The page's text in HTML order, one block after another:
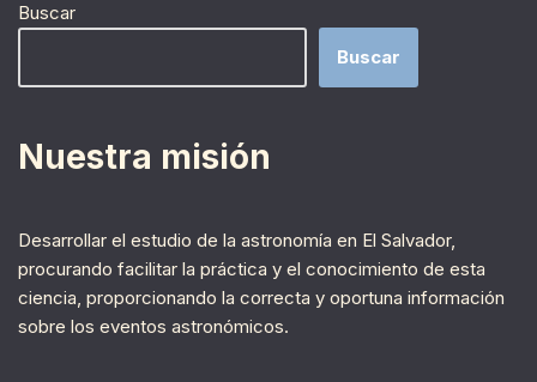
Buscar
Buscar
Nuestra misión
Desarrollar el estudio de la astronomía en El Salvador,
procurando facilitar la práctica y el conocimiento de esta
ciencia, proporcionando la correcta y oportuna información
sobre los eventos astronómicos.